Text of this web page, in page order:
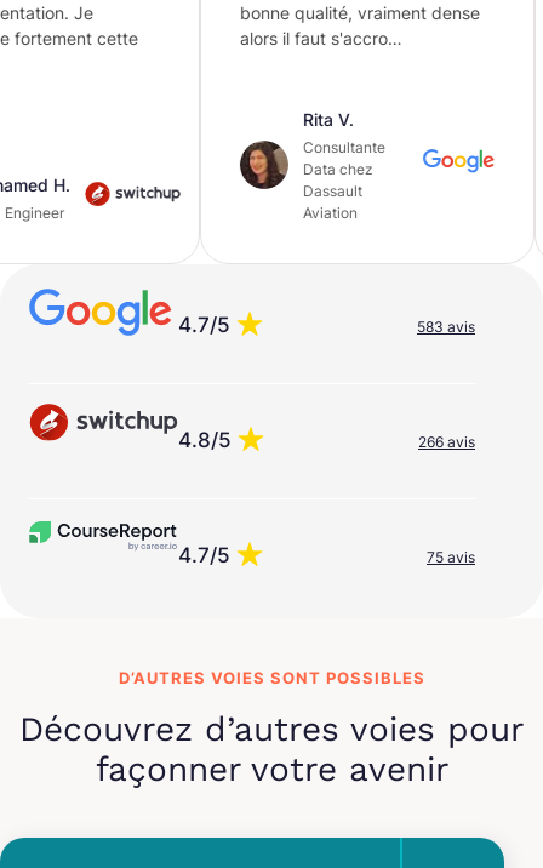
bonne qualité, vraiment dense
alors il faut s'accro…
Consultante
Data chez
Dassault
passant
4.7/5 583 avis
4.8/5 266 avis
4.7/5 75 avis
D’AUTRES VOIES SONT POSSIBLES
Découvrez d’autres voies pour
façonner votre avenir